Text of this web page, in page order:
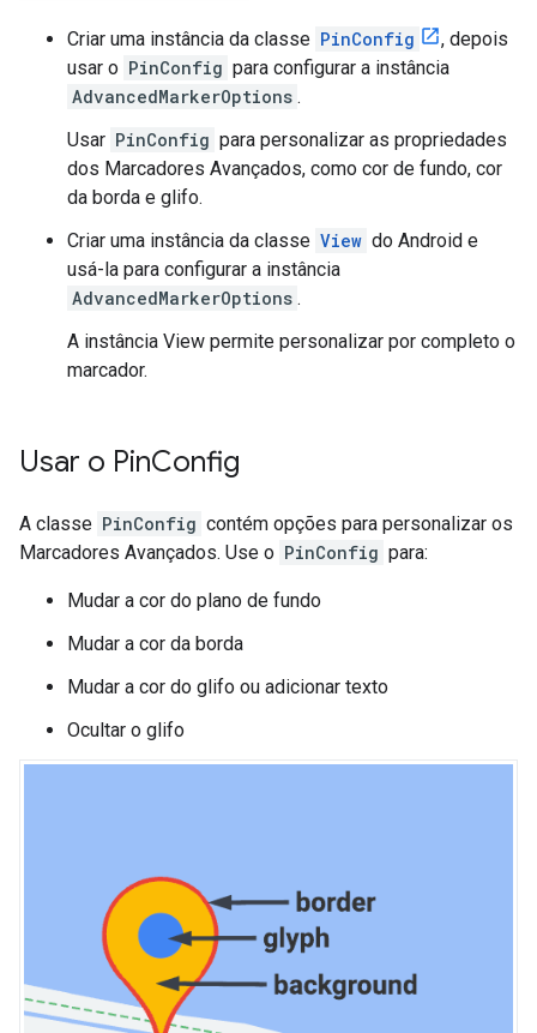
Criar uma instância da classe PinConfig
, depois
usar o PinConfig para configurar a instância
AdvancedMarkerOptions .
Usar PinConfig para personalizar as propriedades
dos Marcadores Avançados, como cor de fundo, cor
da borda e glifo.
Criar uma instância da classe View do Android e
usá-la para configurar a instância
AdvancedMarkerOptions .
A instância View permite personalizar por completo o
marcador.
Usar o PinConfig
A classe PinConfig contém opções para personalizar os
Marcadores Avançados. Use o PinConfig para:
Mudar a cor do plano de fundo
Mudar a cor da borda
Mudar a cor do glifo ou adicionar texto
Ocultar o glifo